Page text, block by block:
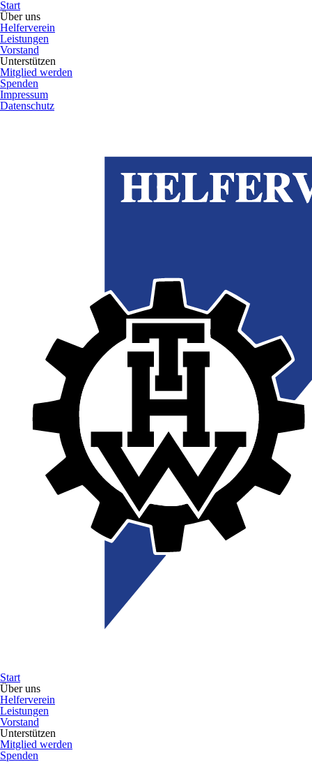
Start
Über uns
Helferverein
Leistungen
Vorstand
Unterstützen
Mitglied werden
Spenden
Impressum
Datenschutz
Start
Über uns
Helferverein
Leistungen
Vorstand
Unterstützen
Mitglied werden
Spenden